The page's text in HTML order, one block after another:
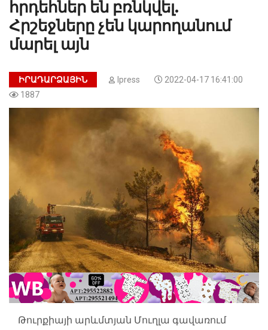
հրդեհներ են բռնկվել.
Հրշեջները չեն կարողանում
մարել այն
ԻՐԱԴԱՐՁԱՅԻՆ Ipress
2022-04-17 16:41:00
1887
Թուրքիայի արևմտյան Մուղլա գավառում